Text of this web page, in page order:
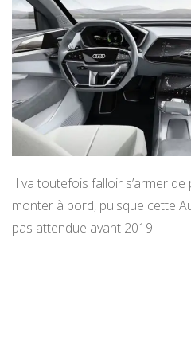
Il va toutefois falloir s’armer
monter à bord, puisque cette
pas attendue avant 2019.